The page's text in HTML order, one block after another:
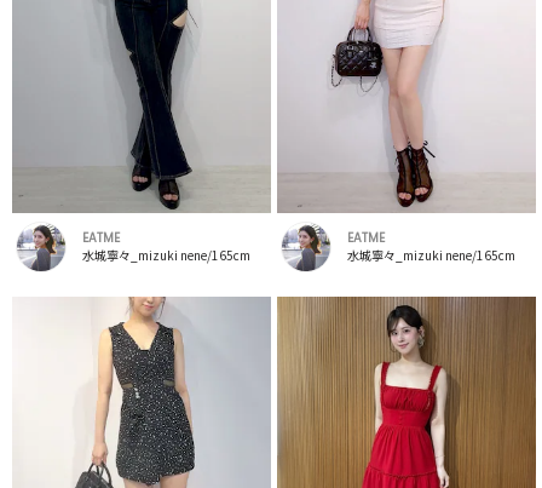
EATME
水城寧々_mizuki nene/165cm
EATME
水城寧々_mizuki nene/165cm